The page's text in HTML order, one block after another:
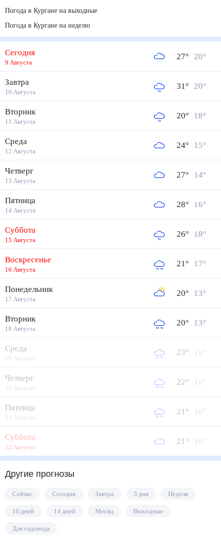
Погода в Кургане на выходные
Погода в Кургане на неделю
Сегодня
9 Августа
27° 20°
Завтра
10 Августа
31° 20°
Вторник
11 Августа
20° 18°
Среда
12 Августа
24° 15°
Четверг
13 Августа
27° 14°
Пятница
14 Августа
28° 16°
Суббота
15 Августа
26° 18°
Воскресенье
16 Августа
21° 17°
Понедельник
17 Августа
20° 13°
Вторник
18 Августа
20° 13°
Среда
19 Августа
23° 11°
Четверг
20 Августа
22° 11°
Пятница
21 Августа
21° 10°
Суббота
22 Августа
21° 10°
Другие прогнозы
Сейчас Сегодня Завтра 3 дня Неделя
10 дней 14 дней Месяц Выходные
Для садовода